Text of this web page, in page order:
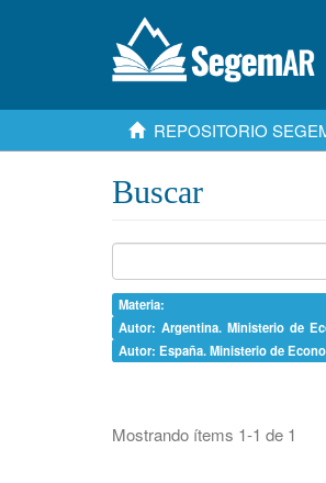
REPOSITORIO
Buscar
Autor: Argentina. Ministerio de
Autor: España. Ministerio de
Mostrando ítems 1-1 de 1